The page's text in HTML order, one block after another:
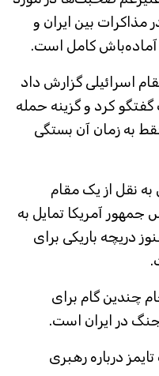
بین ایران و
آماده‌باش کامل است.
مقام اسرائیلی گزارش داد
گفتگو کرد و گزینه حمله
به زمان آن بستگی
نقل از یک مقام
جمهور آمریکا تمایل به
دریچه باریکی برای
چندین گام برای
در ایران است.
درباره رهبری